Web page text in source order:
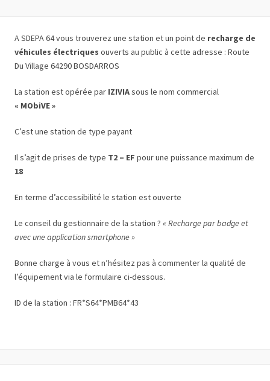
A SDEPA 64 vous trouverez une station et un point de recharge de
véhicules électriques ouverts au public à cette adresse : Route
Du Village 64290 BOSDARROS
La station est opérée par IZIVIAsous le nom commercial
« MObiVE »
C’est une station de type payant
Il s’agit de prises de type T2 – EF pour une puissance maximum de
18
En terme d’accessibilité le station est ouverte
Le conseil du gestionnaire de la station ? « Recharge par badge et
avec une application smartphone »
Bonne charge à vous et n’hésitez pas à commenter la qualité de
l’équipement via le formulaire ci-dessous.
ID de la station : FR*S64*PMB64*43